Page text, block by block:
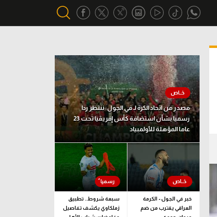
أقسام خاصة
Gamers
ميركاتو
تحقيق في الجول
تقرير في الجول
تحليل في الجول
حكايات في الجول
كويز في الجول
فيديو في الجول
مصدر من اتحاد الكرة لـ في الجول: ننتظر ردا
رسميا بشأن استضافة كأس إفريقيا تحت 23
عاما المؤهلة للأولمبياد
خبر في الجول - الكرمة
العراقي يقترب من ضم
سبعة شروط.. تطبيق
زملكاوي يكشف تفاصيل